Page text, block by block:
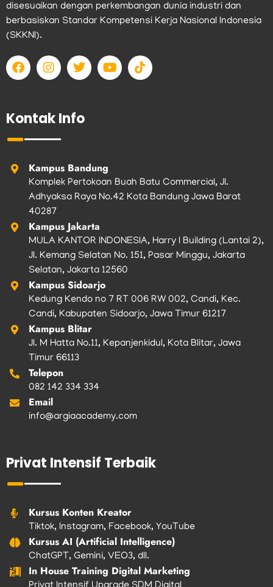
disesuaikan dengan perkembangan dunia industri dan
berbasiskan Standar Kompetensi Kerja Nasional Indonesia
(SKKNI).
F
a
c
o
o
k
I
n
s
a
g
a
T
w
i
e
Y
o
u
T
i
k
Kontak Info
Kampus Bandung
Komplek Pertokoan Buah Batu Commercial, Jl.
Adhyaksa Raya No.42 Kota Bandung Jawa Barat
40287
Kampus Jakarta
MULA KANTOR INDONESIA, Harry I Building (Lantai 2),
Jl. Kemang Selatan No. 151, Pasar Minggu, Jakarta
Selatan, Jakarta 12560
Kampus Sidoarjo
Kedung Kendo no 7 RT 006 RW 002, Candi, Kec.
Candi, Kabupaten Sidoarjo, Jawa Timur 61217
Kampus Blitar
Jl. M Hatta No.11, Kepanjenkidul, Kota Blitar, Jawa
Timur 66113
Telepon
082 142 334 334
Email
info@argiaacademy.com
Privat Intensif Terbaik
Kursus Konten Kreator
Tiktok, Instagram, Facebook, YouTube
Kursus AI (Artificial Intelligence)
ChatGPT, Gemini, VEO3, dll.
In House Training Digital Marketing